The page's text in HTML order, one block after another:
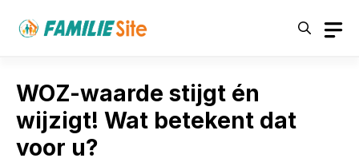
WOZ-waarde stijgt én
wijzigt! Wat betekent dat
voor u?